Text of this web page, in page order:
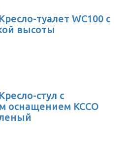
Кресло-туалет WC100 с
высоты
Кресло-стул с
оснащением КССО